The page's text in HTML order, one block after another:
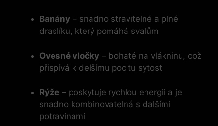
Banány – snadno stravitelné a plné
draslíku, který pomáhá svalům
Ovesné vločky – bohaté na vlákninu, což
přispívá k delšímu pocitu sytosti
Rýže – poskytuje rychlou energii a je
snadno kombinovatelná s dalšími
potravinami